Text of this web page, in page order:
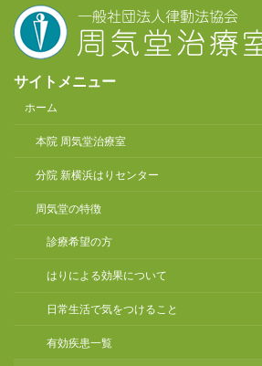
サイトメニュー
ホーム
本院 周気堂治療室
分院 新横浜はりセンター
周気堂の特徴
診療希望の方
はりによる効果について
日常生活で気をつけること
有効疾患一覧